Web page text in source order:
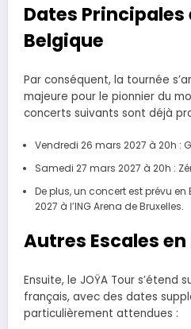
Dates Principales
Belgique
Par conséquent, la tournée
majeure pour le pionnier du
concerts suivants sont déjà
Vendredi 26 mars 2027 à 20h :
Samedi 27 mars 2027 à 20h :
De plus, un concert est prévu
2027 à l’ING Arena de Bruxelles.
Autres Escales en
Ensuite, le JOŸA Tour s’étend
français, avec des dates
particulièrement attendues :